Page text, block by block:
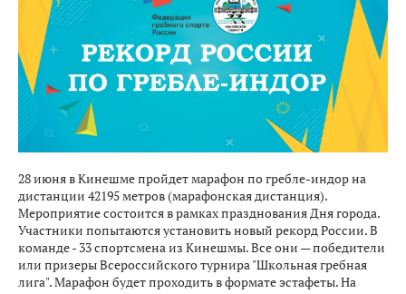
28 июня в Кинешме пройдет марафон по гребле-индор на
дистанции 42195 метров (марафонская дистанция).
Мероприятие состоится в рамках празднования Дня города.
Участники попытаются установить новый рекорд России. В
команде - 33 спортсмена из Кинешмы. Все они — победители
или призеры Всероссийского турнира "Школьная гребная
лига". Марафон будет проходить в формате эстафеты. На